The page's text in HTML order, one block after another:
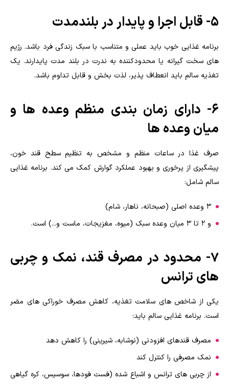
5- قابل اجرا و پایدار در بلندمدت
برنامه غذایی خوب باید عملی و متناسب با سبک زندگی فرد باشد. رژیم
های سخت گیرانه یا محدودکننده به ندرت در بلند مدت پایدارند. یک
تغذیه سالم باید انعطاف پذیر، لذت بخش و قابل تداوم باشد.
6- دارای زمان بندی منظم وعده ها و
میان وعده ها
صرف غذا در ساعات منظم و مشخص به تنظیم سطح قند خون،
پیشگیری از پرخوری و بهبود عملکرد گوارش کمک می کند. برنامه غذایی
سالم شامل:
۳ وعده اصلی (صبحانه، ناهار، شام)
و ۲ تا ۳ میان وعده سبک (میوه، مغزیجات، ماست و...) است.
7- محدود در مصرف قند، نمک و چربی
های ترانس
یکی از شاخص های سلامت تغذیه، کاهش مصرف خوراکی های مضر
است. برنامه غذایی سالم باید:
مصرف قندهای افزودنی (نوشابه، شیرینی) را کاهش دهد
نمک مصرفی را کنترل کند
از چربی های ترانس و اشباع شده (فست فودها، سوسیس، کره گیاهی